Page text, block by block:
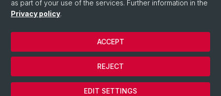
© University of Basel
as part of your use of the services. Further information in the
Privacy policy.
EDIT SETTINGS
REJECT
ACCEPT